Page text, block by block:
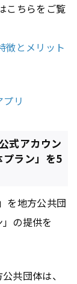
こちらをご覧
徴とメリット
リ
式アカウン
プラン」を5
を地方公共団
の提供を
共団体は、